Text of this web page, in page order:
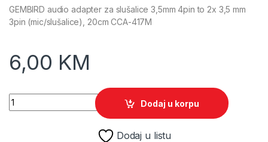
GEMBIRD audio adapter za slušalice 3,5mm 4pin to 2x 3,5 mm
3pin (mic/slušalice), 20cm CCA-417M
6,00 KM
GEMBIRD audio adapter za slušalice 3,5mm 4pin to 2x 3,5
Dodaj u korpu
Dodaj u listu